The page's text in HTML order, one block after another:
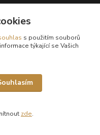
s použitím souborů
týkající se Vašich
zde.